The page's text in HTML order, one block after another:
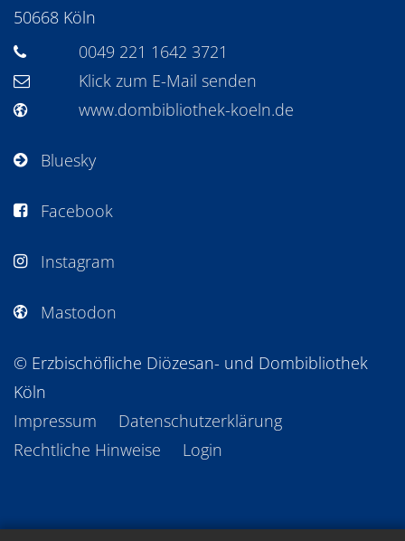
50668 Köln
0049 221 1642 3721
Klick zum E-Mail senden
www.dombibliothek-koeln.de
Bluesky
Facebook
Instagram
Mastodon
© Erzbischöfliche Diözesan- und Dombibliothek
Köln
Impressum
Datenschutzerklärung
Rechtliche Hinweise
Login